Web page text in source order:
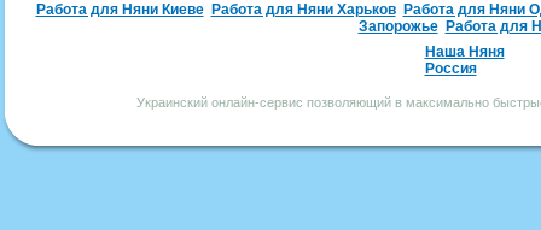
Работа для Няни Киеве
Работа для Няни Харьков
Работа для Няни
Запорожье
Работа для
Наша Няня
Россия
Украинский онлайн-сервис позволяющий в максимально